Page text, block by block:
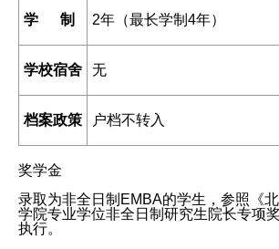
学 制 2年（最长学制4年）
学校宿舍 无
档案政策 户档不转入
奖学金
录取为非全日制EMBA的学生，参照《
学院专业学位非全日制研究生院长专项
执行。